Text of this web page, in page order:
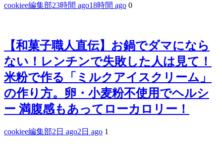
cookiee編集部23時間 ago18時間 ago 0
【和菓子職人直伝】お鍋でダマになら
ない！レンチンで失敗した人は見て！
米粉で作る「ミルクアイスクリーム」
の作り方。卵・小麦粉不使用でヘルシ
ー 満腹感もあってローカロリー！
cookiee編集部2日 ago2日 ago 1